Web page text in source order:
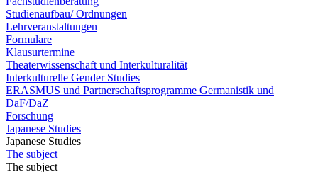
Studienaufbau/ Ordnungen
Lehrveranstaltungen
Formulare
Klausurtermine
Theaterwissenschaft und Interkulturalität
Interkulturelle Gender Studies
ERASMUS und Partnerschaftsprogramme Germanistik und
DaF/DaZ
Forschung
Japanese Studies
Japanese Studies
The subject
The subject